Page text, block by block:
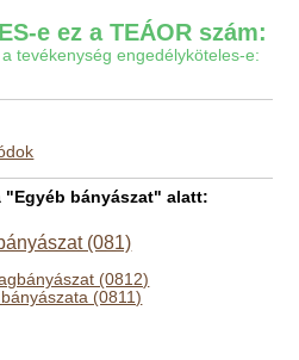
e ez a TEÁOR szám:
tevékenység engedélyköteles-e:
"Egyéb bányászat" alatt:
(081)
(0812)
(0811)